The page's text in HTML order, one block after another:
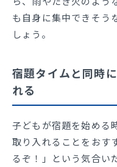
も自身に集中できそう
しょう。
宿題タイムと同時
れる
子どもが宿題を始める
取り入れることをおす
るぞ！」という気合い